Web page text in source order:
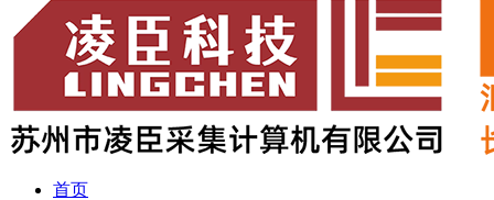
首页